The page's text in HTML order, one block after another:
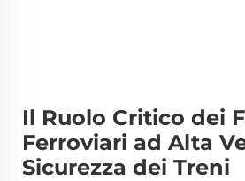
Il Ruolo Critico dei
Ferroviari ad Alta
Sicurezza dei Treni